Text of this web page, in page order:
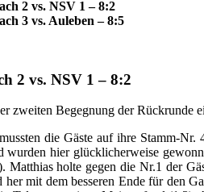
2 vs. NSV 1 – 8:2
3 vs. Auleben – 8:5
2 vs. NSV 1 – 8:2
zweiten Begegnung der Rückrunde
die Gäste auf ihre Stamm-
wurden hier glücklicherweise
Matthias holte gegen die Nr.1 der
mit dem besseren Ende für den